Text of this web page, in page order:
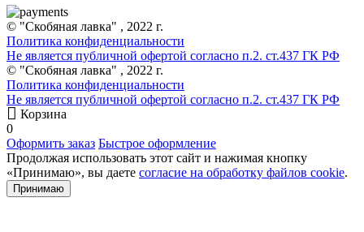
© "Скобяная лавка" , 2022 г.
Политика конфиденциальности
Не является публичной офертой согласно п.2. ст.437 ГК РФ
© "Скобяная лавка" , 2022 г.
Политика конфиденциальности
Не является публичной офертой согласно п.2. ст.437 ГК РФ
Корзина
0
Оформить заказ Быстрое оформление
Продолжая использовать этот сайт и нажимая кнопку
«Принимаю», вы даете согласие на обработку файлов cookie.
Принимаю